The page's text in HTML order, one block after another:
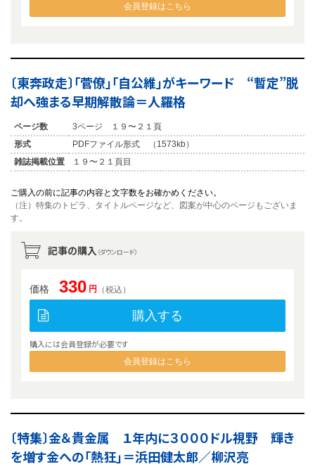
会員登録はこちら
〔東奔政走〕「菅僚」「自公維」がキーワード “暫定”脱
却へ強まる早期解散論＝人羅格
ページ数
3ページ １９〜２１頁
形式
PDFファイル形式 （1573kb）
雑誌掲載位置
１９〜２１頁目
ご購入の前に記事の内容と文字数をお確かめください。
（注）特集のトビラ、タイトルページなど、図案が中心のページもございま
す。
記事の購入 （ダウンロード）
価格 330 円 （税込）
購入する
購入には会員登録が必要です
会員登録はこちら
〔特集〕金＆貴金属 １年内に３０００ドル視野 輝き
を増す金への「熱狂」＝浜田健太郎／柳沢亮